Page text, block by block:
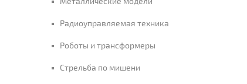
Радиоуправляемая техника
Роботы и трансформеры
Стрельба по мишени